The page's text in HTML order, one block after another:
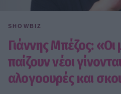
SHOWBIZ
Γιάννης Μπέζος:
παίζουν νέοι
αλογοουρές και